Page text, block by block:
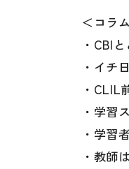
＜コラ
・CBI
・イチ
・CLIL
・学習
・学習
・教師